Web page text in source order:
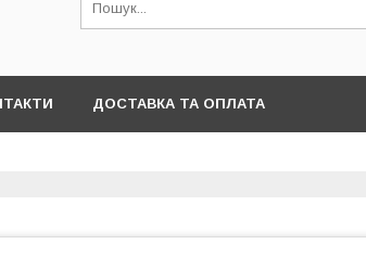
ДОСТАВКА ТА ОПЛАТА